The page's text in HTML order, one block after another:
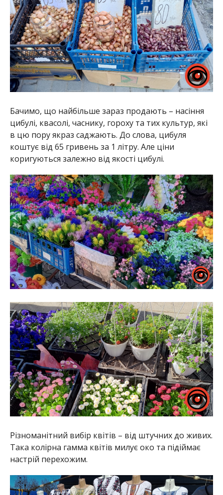
Бачимо, що найбільше зараз продають – насіння
цибулі, квасолі, часнику, гороху та тих культур, які
в цю пору якраз саджають. До слова, цибуля
коштує від 65 гривень за 1 літру. Але ціни
коригуються залежно від якості цибулі.
Різноманітний вибір квітів – від штучних до живих.
Така колірна гамма квітів милує око та підіймає
настрій перехожим.